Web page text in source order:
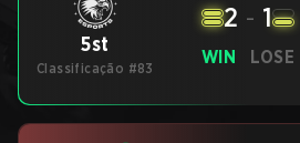
5st
Classificação #83
WIN
2 - 1
LOSE